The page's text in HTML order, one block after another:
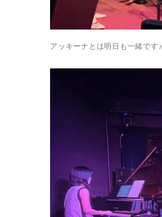
アッキーナとは明日も一緒です♪